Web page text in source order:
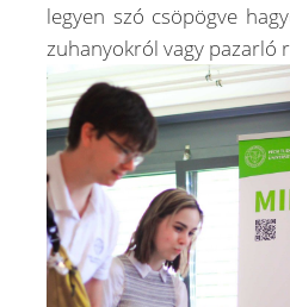
legyen szó csöpögve
zuhanyokról vagy pazarló